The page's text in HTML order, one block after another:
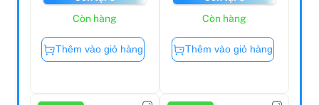
Còn hàng
Thêm vào giỏ hàng
Còn hàng
Thêm vào giỏ hàng